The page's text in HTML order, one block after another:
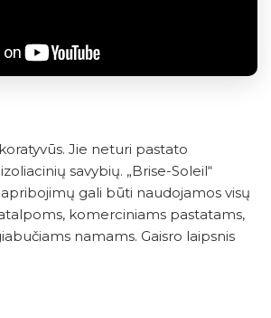
Jie neturi pastato
savybių. „Brise-Soleil“
gali būti naudojamos visų
komerciniams pastatams,
namams. Gaisro laipsnis